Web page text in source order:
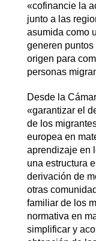
«cofinancie la
junto a las
asumida como
generen
origen para
personas
Desde la
«garantizar el
de los
europea en
aprendizaje en
una estructura
derivación de
otras
familiar de los
normativa en
simplificar y